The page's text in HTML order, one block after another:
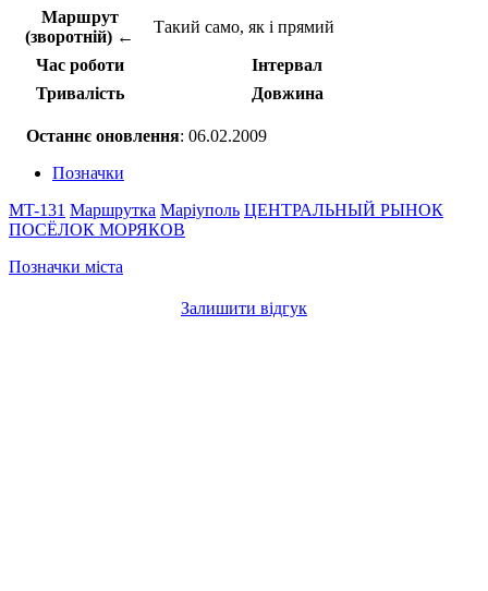
Маршрут
(зворотній) ←
Такий само, як і прямий
Час роботи
Інтервал
Тривалість
Довжина
Останнє оновлення: 06.02.2009
Позначки
MT-131 Маршрутка Маріуполь ЦЕНТРАЛЬНЫЙ РЫНОК
ПОСЁЛОК МОРЯКОВ
Позначки міста
Залишити відгук